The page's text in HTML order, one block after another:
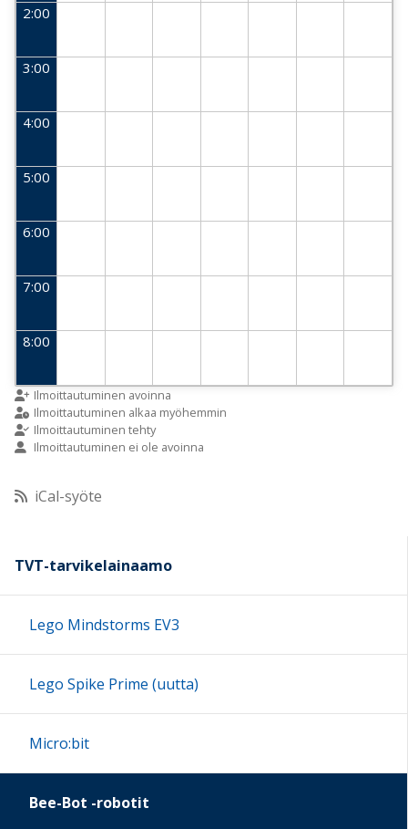
2:00
3:00
4:00
5:00
6:00
7:00
8:00
9:00
10:00
11:00
12:00
16:00
Ilmoittautuminen avoinna
Ilmoittautuminen alkaa myöhemmin
Ilmoittautuminen tehty
Ilmoittautuminen ei ole avoinna
iCal-syöte
TVT-tarvikelainaamo
Lego Mindstorms EV3
Lego Spike Prime (uutta)
Micro:bit
Bee-Bot -robotit